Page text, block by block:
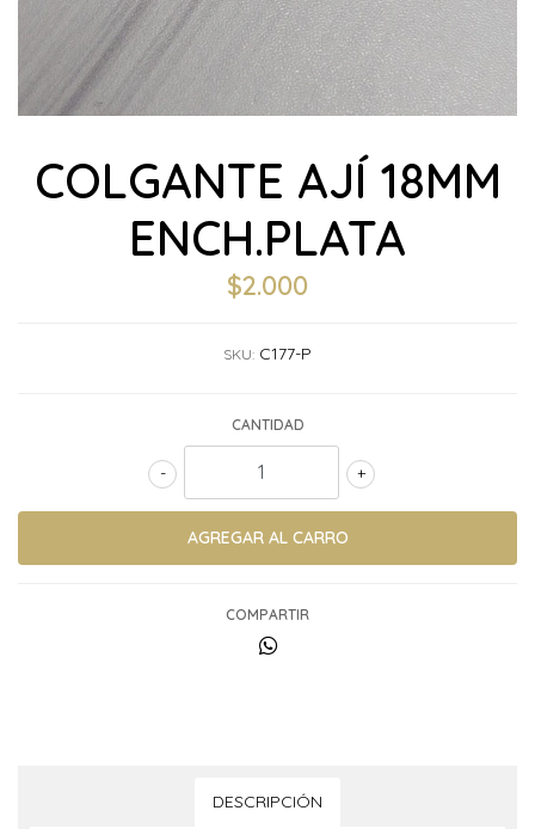
COLGANTE AJÍ 18MM
ENCH.PLATA
$2.000
SKU: C177-P
CANTIDAD
+
-
COMPARTIR
DESCRIPCIÓN